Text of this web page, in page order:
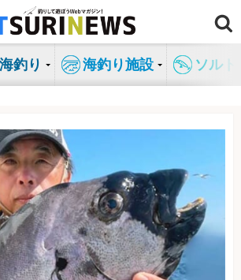
海釣り 海釣り施設 ソル